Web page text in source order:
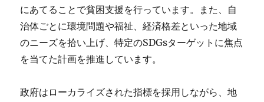
にあてることで貧困支援を行っています。また、自
治体ごとに環境問題や福祉、経済格差といった地域
のニーズを拾い上げ、特定のSDGsターゲットに焦点
を当てた計画を推進しています。
政府はローカライズされた指標を採用しながら、地